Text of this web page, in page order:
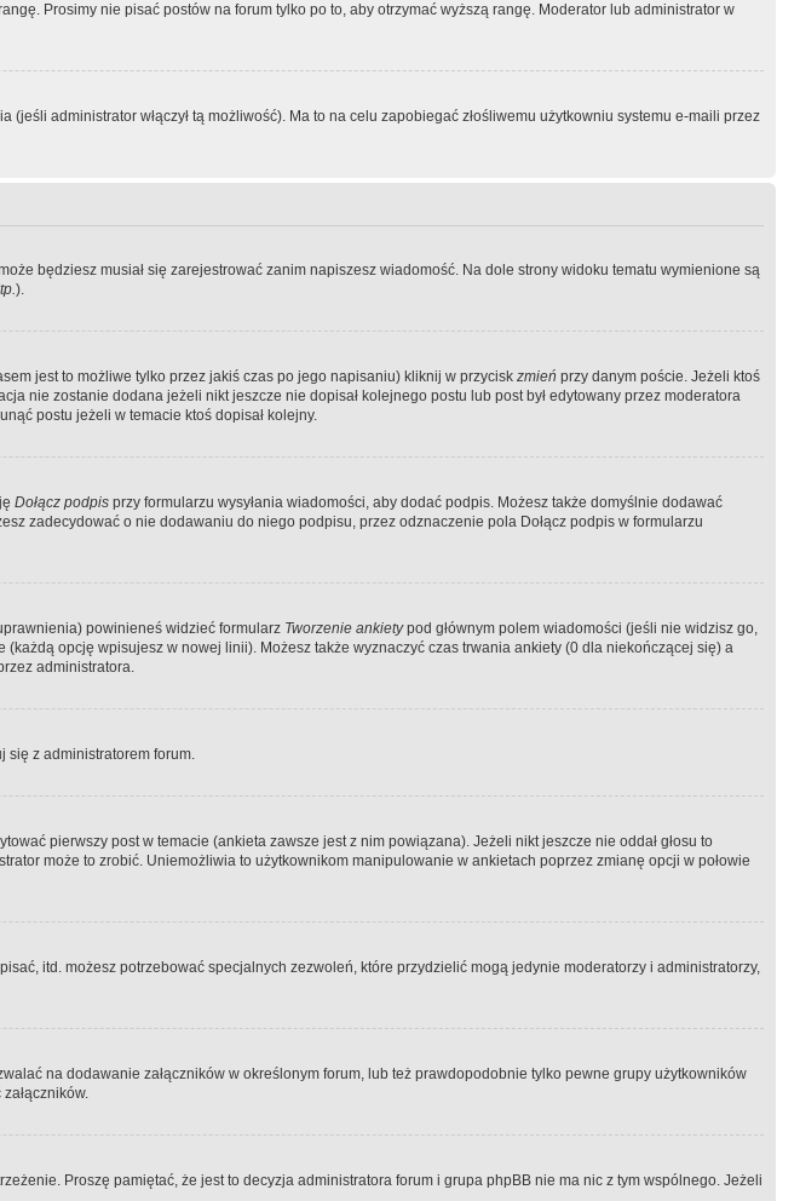
Prosimy nie pisać postów na forum tylko po to, aby otrzymać wyższą rangę. Moderator lub administrator w
administrator włączył tą możliwość). Ma to na celu zapobiegać złośliwemu użytkowniu systemu e-maili przez
będziesz musiał się zarejestrować zanim napiszesz wiadomość. Na dole strony widoku tematu wymienione są
).
jest to możliwe tylko przez jakiś czas po jego napisaniu) kliknij w przycisk zmień przy danym poście. Jeżeli ktoś
nie zostanie dodana jeżeli nikt jeszcze nie dopisał kolejnego postu lub post był edytowany przez moderatora
postu jeżeli w temacie ktoś dopisał kolejny.
Dołącz podpis przy formularzu wysyłania wiadomości, aby dodać podpis. Możesz także domyślnie dodawać
zadecydować o nie dodawaniu do niego podpisu, przez odznaczenie pola Dołącz podpis w formularzu
powinieneś widzieć formularz Tworzenie ankietypod głównym polem wiadomości (jeśli nie widzisz go,
opcję wpisujesz w nowej linii). Możesz także wyznaczyć czas trwania ankiety (0 dla niekończącej się) a
administratora.
się z administratorem forum.
pierwszy post w temacie (ankieta zawsze jest z nim powiązana). Jeżeli nikt jeszcze nie oddał głosu to
może to zrobić. Uniemożliwia to użytkownikom manipulowanie w ankietach poprzez zmianę opcji w połowie
itd. możesz potrzebować specjalnych zezwoleń, które przydzielić mogą jedynie moderatorzy i administratorzy,
na dodawanie załączników w określonym forum, lub też prawdopodobnie tylko pewne grupy użytkowników
Proszę pamiętać, że jest to decyzja administratora forum i grupa phpBB nie ma nic z tym wspólnego. Jeżeli